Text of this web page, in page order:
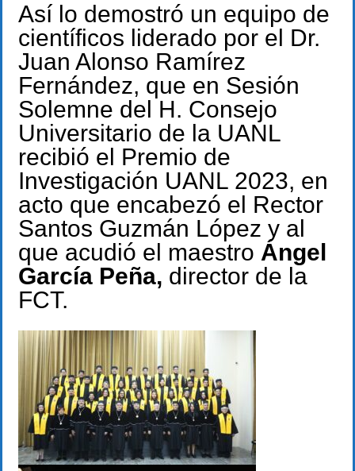
Así lo demostró un equipo de
científicos liderado por el Dr.
Juan Alonso Ramírez
Fernández, que en Sesión
Solemne del H. Consejo
Universitario de la UANL
recibió el Premio de
Investigación UANL 2023, en
acto que encabezó el Rector
Santos Guzmán López y al
que acudió el maestro Ángel
García Peña, director de la
FCT.